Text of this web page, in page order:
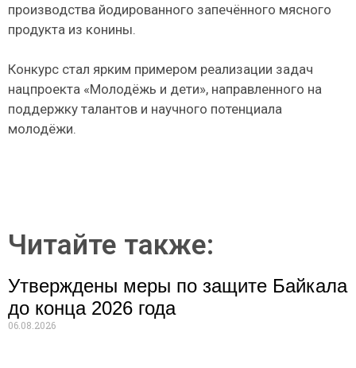
производства йодированного запечённого мясного
продукта из конины.
Конкурс стал ярким примером реализации задач
нацпроекта «Молодёжь и дети», направленного на
поддержку талантов и научного потенциала
молодёжи.
Читайте также:
Утверждены меры по защите Байкала
до конца 2026 года
06.08.2026